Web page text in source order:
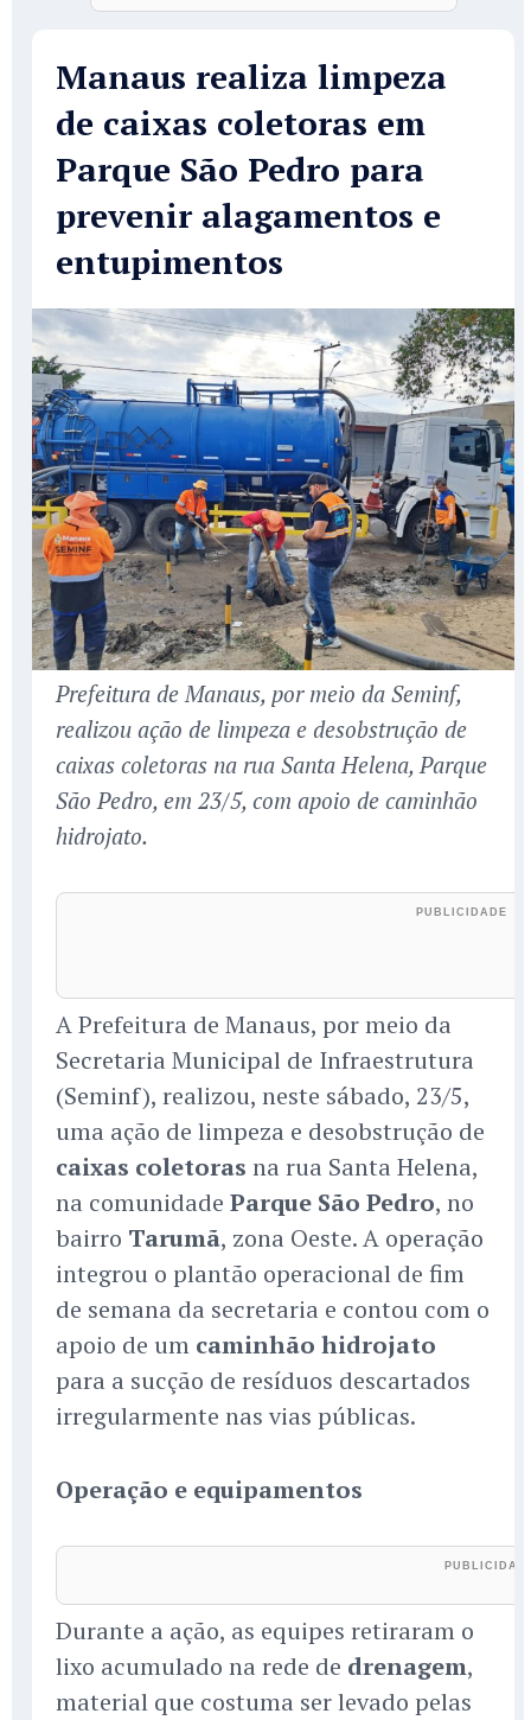
Manaus realiza limpeza
de caixas coletoras em
Parque São Pedro para
prevenir alagamentos e
entupimentos
Prefeitura de Manaus, por meio da Seminf,
realizou ação de limpeza e desobstrução de
caixas coletoras na rua Santa Helena, Parque
São Pedro, em 23/5, com apoio de caminhão
hidrojato.
A Prefeitura de Manaus, por meio da
Secretaria Municipal de Infraestrutura
(Seminf), realizou, neste sábado, 23/5,
uma ação de limpeza e desobstrução de
caixas coletoras na rua Santa Helena,
na comunidade Parque São Pedro, no
bairro Tarumã, zona Oeste. A operação
integrou o plantão operacional de fim
de semana da secretaria e contou com o
apoio de um caminhão hidrojato
para a sucção de resíduos descartados
irregularmente nas vias públicas.
Operação e equipamentos
Durante a ação, as equipes retiraram o
lixo acumulado na rede de drenagem,
material que costuma ser levado pelas